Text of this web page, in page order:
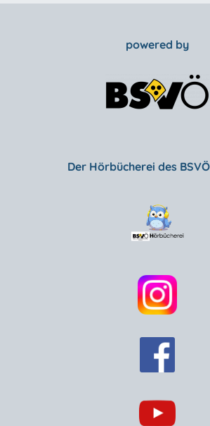
powered by
Der Hörbücherei des